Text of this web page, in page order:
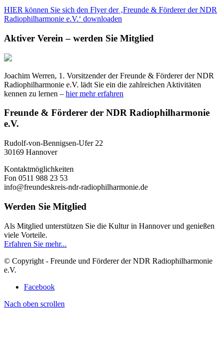
HIER können Sie sich den Flyer der ‚Freunde & Förderer der NDR
Radiophilharmonie e.V.‘ downloaden
Aktiver Verein – werden Sie Mitglied
Joachim Werren, 1. Vorsitzender der Freunde & Förderer der NDR
Radiophilharmonie e.V. lädt Sie ein die zahlreichen Aktivitäten
kennen zu lernen – hier mehr erfahren
Freunde & Förderer der NDR Radiophilharmonie
e.V.
Rudolf-von-Bennigsen-Ufer 22
30169 Hannover
Kontaktmöglichkeiten
Fon 0511 988 23 53
info@freundeskreis-ndr-radiophilharmonie.de
Werden Sie Mitglied
Als Mitglied unterstützen Sie die Kultur in Hannover und genießen
viele Vorteile.
Erfahren Sie mehr...
© Copyright - Freunde und Förderer der NDR Radiophilharmonie
e.V.
Facebook
Nach oben scrollen